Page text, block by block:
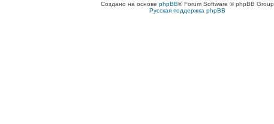
Создано на основе phpBB® Forum Software © phpBB Group
Русская поддержка phpBB